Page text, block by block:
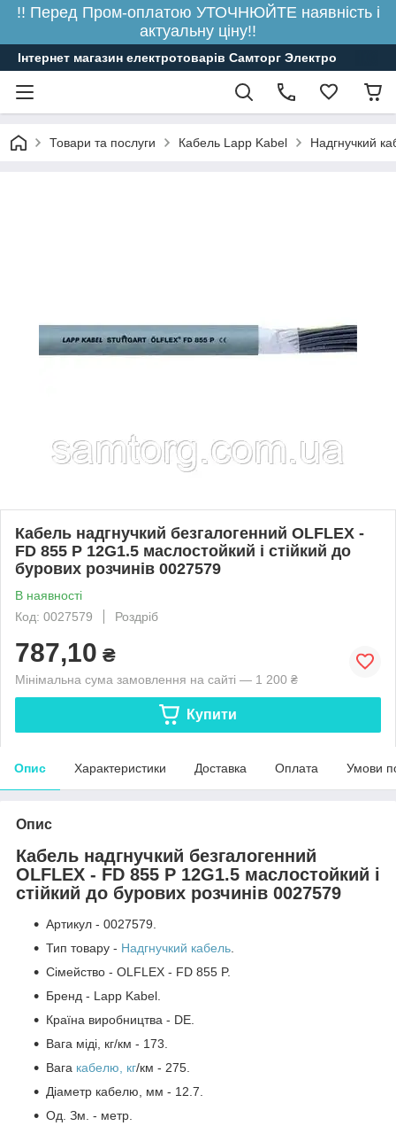
!! Перед Пром-оплатою УТОЧНЮЙТЕ наявність і
актуальну ціну!!
Інтернет магазин електротоварів Самторг Электро
Товари та послуги Кабель Lapp Kabel Надгнучкий
Кабель надгнучкий безгалогенний OLFLEX -
FD 855 P 12G1.5 маслостойкий і стійкий до
бурових розчинів 0027579
В наявності
Код: 0027579
Роздріб
787,10 ₴
Мінімальна сума замовлення на сайті — 1 200 ₴
Купити
Опис Характеристики Доставка Оплата Умови
Опис
Кабель надгнучкий безгалогенний
OLFLEX - FD 855 P 12G1.5 маслостойкий і
стійкий до бурових розчинів 0027579
Артикул - 0027579.
Тип товару - Надгнучкий кабель.
Сімейство - OLFLEX - FD 855 P.
Бренд - Lapp Kabel.
Країна виробництва - DE.
Вага міді, кг/км - 173.
Вага кабелю, кг/км - 275.
Діаметр кабелю, мм - 12.7.
Од. Зм. - метр.